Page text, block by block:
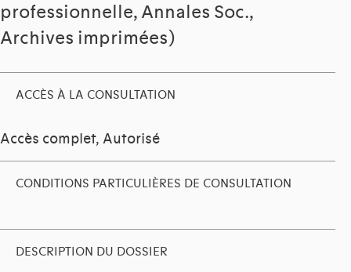
professionnelle, Annales Soc.,
Archives imprimées)
ACCÈS À LA CONSULTATION
Accès complet, Autorisé
CONDITIONS PARTICULIÈRES DE CONSULTATION
DESCRIPTION DU DOSSIER